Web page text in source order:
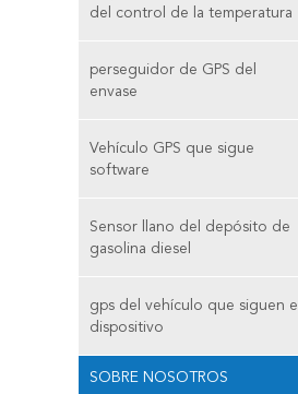
del control de la temperatura
perseguidor de GPS del
envase
Vehículo GPS que sigue
software
Sensor llano del depósito de
gasolina diesel
gps del vehículo que siguen el
dispositivo
SOBRE NOSOTROS